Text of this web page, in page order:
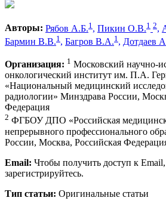
Авторы: Рябов А.Б.1 , Пикин О.В.1 2,
Бармин В.В.1 , Багров В.А.1 , Дотдаев
Организация: 1 Московский научно-
онкологический институт им. П.A.
«Национальный медицинский
радиологии» Минздрава России,
Федерация
2 ФГБОУ ДПО «Российская
непрерывного профессионального
России, Москва, Российская
Email: Чтобы получить доступ к
зарегистрируйтесь.
Тип статьи: Оригинальные статьи